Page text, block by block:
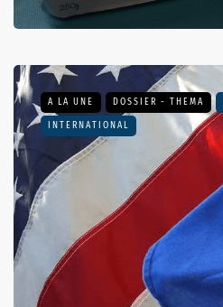
A LA UNE DOSSIER - THEMA
INTERNATIONAL